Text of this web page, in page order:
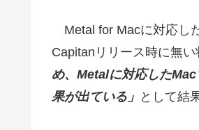
Metal for Macに対応し
Capitanリリース時に無
め、Metalに対応した
果が出ている」 として結